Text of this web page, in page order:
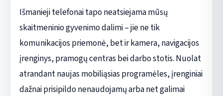
Išmanieji telefonai tapo neatsiejama mūsų
skaitmeninio gyvenimo dalimi – jie ne tik
komunikacijos priemonė, bet ir kamera, navigacijos
įrenginys, pramogų centras bei darbo stotis. Nuolat
atrandant naujas mobiliąsias programėles, įrenginiai
dažnai prisipildo nenaudojamų arba net galimai